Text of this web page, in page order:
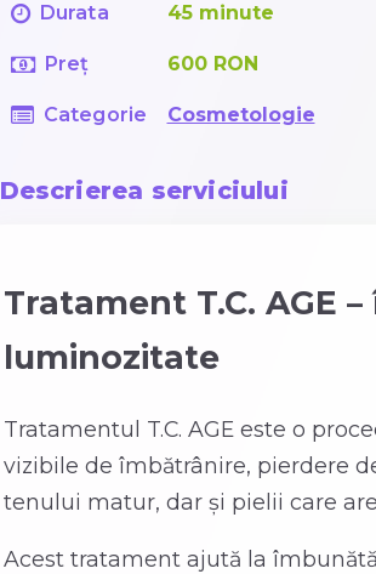
Durata 45 minute
Preț 600 RON
Categorie Cosmetologie
Descrierea serviciului
Tratament T.C. AGE
luminozitate
Tratamentul T.C. AGE este o
vizibile de îmbătrânire, pierdere
tenului matur, dar și pielii care
Acest tratament ajută la